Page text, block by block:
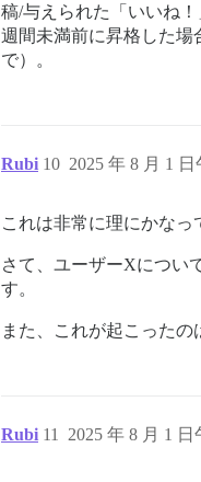
稿/与えられた「いいね
週間未満前に昇格した場
で）。
Rubi 2025 年 8 月 1 日
10
これは非常に理にかなっ
さて、ユーザーXについ
す。
また、これが起こった
Rubi 2025 年 8 月 1 日
11